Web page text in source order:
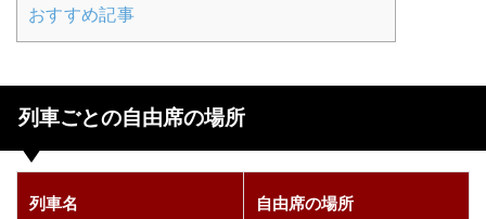
おすすめ記事
列車ごとの自由席の場所
列車名 自由席の場所